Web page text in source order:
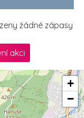
žádné zápasy
akci
+
−